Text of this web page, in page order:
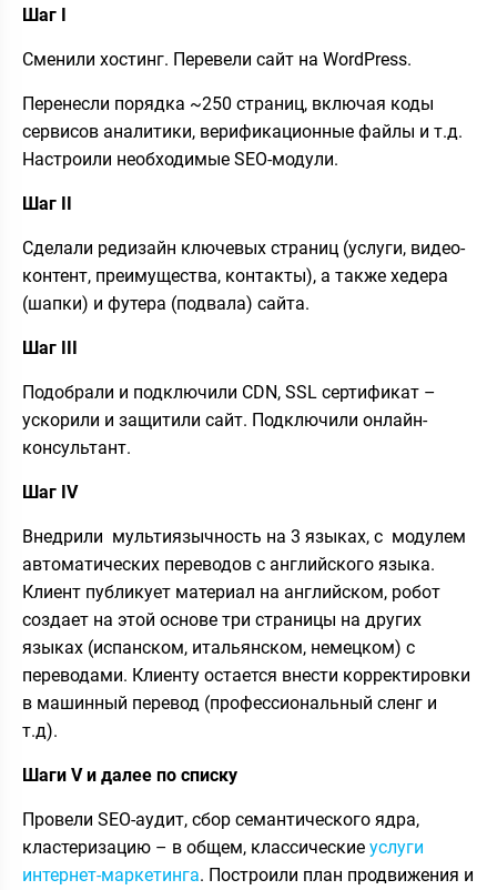
Шаг I
Сменили хостинг. Перевели сайт на WordPress.
Перенесли порядка ~250 страниц, включая коды
сервисов аналитики, верификационные файлы и т.д.
Настроили необходимые SEO-модули.
Шаг II
Сделали редизайн ключевых страниц (услуги, видео-
контент, преимущества, контакты), а также хедера
(шапки) и футера (подвала) сайта.
Шаг III
Подобрали и подключили CDN, SSL сертификат –
ускорили и защитили сайт. Подключили онлайн-
консультант.
Шаг IV
Внедрили мультиязычность на 3 языках, с модулем
автоматических переводов с английского языка.
Клиент публикует материал на английском, робот
создает на этой основе три страницы на других
языках (испанском, итальянском, немецком) с
переводами. Клиенту остается внести корректировки
в машинный перевод (профессиональный сленг и
т.д).
Шаги V и далее по списку
Провели SEO-аудит, сбор семантического ядра,
кластеризацию – в общем, классические услуги
интернет-маркетинга. Построили план продвижения и